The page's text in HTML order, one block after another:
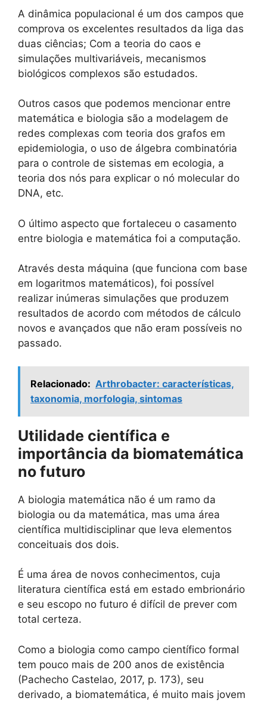
A dinâmica populacional é um dos campos que
comprova os excelentes resultados da liga das
duas ciências; Com a teoria do caos e
simulações multivariáveis, mecanismos
biológicos complexos são estudados.
Outros casos que podemos mencionar entre
matemática e biologia são a modelagem de
redes complexas com teoria dos grafos em
epidemiologia, o uso de álgebra combinatória
para o controle de sistemas em ecologia, a
teoria dos nós para explicar o nó molecular do
DNA, etc.
O último aspecto que fortaleceu o casamento
entre biologia e matemática foi a computação.
Através desta máquina (que funciona com base
em logaritmos matemáticos), foi possível
realizar inúmeras simulações que produzem
resultados de acordo com métodos de cálculo
novos e avançados que não eram possíveis no
passado.
Relacionado: Arthrobacter: características,
taxonomia, morfologia, sintomas
Utilidade científica e
importância da biomatemática
no futuro
A biologia matemática não é um ramo da
biologia ou da matemática, mas uma área
científica multidisciplinar que leva elementos
conceituais dos dois.
É uma área de novos conhecimentos, cuja
literatura científica está em estado embrionário
e seu escopo no futuro é difícil de prever com
total certeza.
Como a biologia como campo científico formal
tem pouco mais de 200 anos de existência
(Pachecho Castelao, 2017, p. 173), seu
derivado, a biomatemática, é muito mais jovem